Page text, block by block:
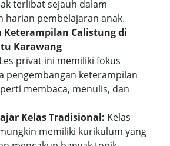
terlibat sejauh dalam
harian pembelajaran anak.
Keterampilan Calistung di
Karawang
Les privat ini memiliki fokus
pengembangan keterampilan
membaca, menulis, dan
Kelas Tradisional: Kelas
memiliki kurikulum yang